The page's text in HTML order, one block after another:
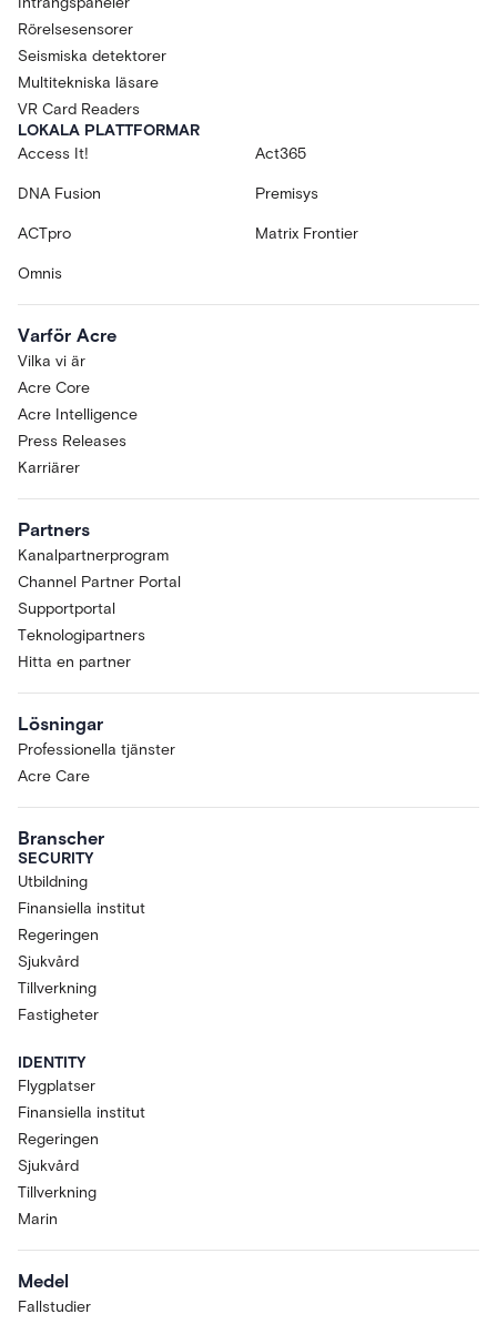
Rörelsesensorer
Seismiska detektorer
Multitekniska läsare
VR Card Readers
LOKALA PLATTFORMAR
Access It!
Act365
DNA Fusion Premisys
ACTpro Matrix Frontier
Omnis
Varför Acre
Vilka vi är
Acre Core
Acre Intelligence
Press Releases
Karriärer
Partners
Kanalpartnerprogram
Channel Partner Portal
Supportportal
Teknologipartners
Hitta en partner
Lösningar
Professionella tjänster
Acre Care
Branscher
SECURITY
Utbildning
Finansiella institut
Regeringen
Sjukvård
Tillverkning
Fastigheter
IDENTITY
Flygplatser
Finansiella institut
Regeringen
Sjukvård
Tillverkning
Marin
Medel
Fallstudier